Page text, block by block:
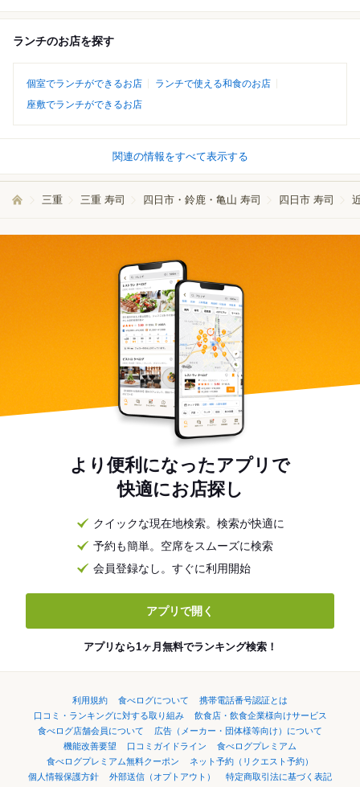
ランチのお店を探す
個室でランチができるお店
ランチで使える和食のお店
座敷でランチができるお店
関連の情報をすべて表示する
三重 三重 寿司 四日市・鈴鹿・亀山 寿司 四日市 寿司
より便利になったアプリで
快適にお店探し
クイックな現在地検索。検索が快適に
予約も簡単。空席をスムーズに検索
会員登録なし。すぐに利用開始
アプリで開く
アプリなら1ヶ月無料でランキング検索！
利用規約 食べログについて
携帯電話番号認証とは
口コミ・ランキングに対する取り組み
飲食店・飲食企業様向けサービス
食べログ店舗会員について
広告（メーカー・団体様等向け）について
機能改善要望
口コミガイドライン
食べログプレミアム
食べログプレミアム無料クーポン
ネット予約（リクエスト予約）
個人情報保護方針
外部送信（オプトアウト） 特定商取引法に基づく表記